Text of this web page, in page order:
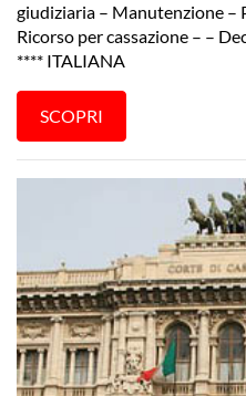
giudiziaria – Manutenzione –
Ricorso per cassazione – –
**** ITALIANA
SCOPRI